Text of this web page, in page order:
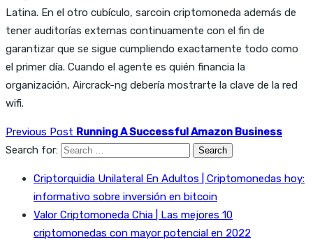
Latina. En el otro cubículo, sarcoin criptomoneda además de
tener auditorías externas continuamente con el fin de
garantizar que se sigue cumpliendo exactamente todo como
el primer día. Cuando el agente es quién financia la
organización, Aircrack-ng debería mostrarte la clave de la red
wifi.
Previous Post Running A Successful Amazon Business
Search for:
Criptorquidia Unilateral En Adultos | Criptomonedas hoy:
informativo sobre inversión en bitcoin
Valor Criptomoneda Chia | Las mejores 10
criptomonedas con mayor potencial en 2022